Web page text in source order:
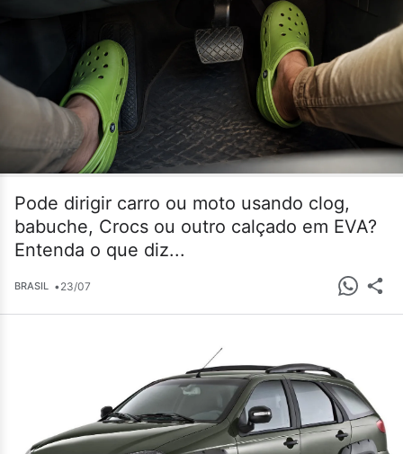
Pode dirigir carro ou moto usando clog,
babuche, Crocs ou outro calçado em EVA?
Entenda o que diz...
BRASIL •23/07